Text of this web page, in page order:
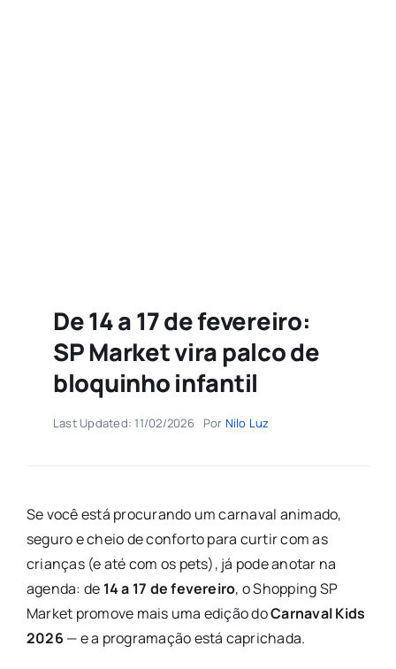
De 14 a 17 de fevereiro:
SP Market vira palco de
bloquinho infantil
Last Updated: 11/02/2026 Por Nilo Luz
Se você está procurando um carnaval animado,
seguro e cheio de conforto para curtir com as
crianças (e até com os pets), já pode anotar na
agenda: de 14 a 17 de fevereiro, oShopping SP
Market promove mais uma edição doCarnaval Kids
2026 — e a programação está caprichada.